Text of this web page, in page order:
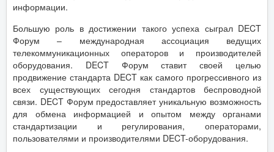
информации.
Большую роль в достижении такого успеха сыграл DECT
Форум – международная ассоциация ведущих
телекоммуникационных операторов и производителей
оборудования. DECT Форум ставит своей целью
продвижение стандарта DECT как самого прогрессивного из
всех существующих сегодня стандартов беспроводной
связи. DECT Форум предоставляет уникальную возможность
для обмена информацией и опытом между органами
стандартизации и регулирования, операторами,
пользователями и производителями DECT-оборудования.